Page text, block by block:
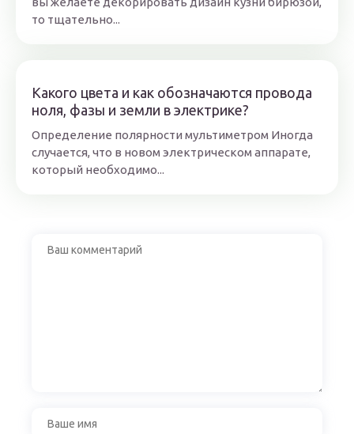
то тщательно...
Какого цвета и как обозначаются провода
ноля, фазы и земли в электрике?
Определение полярности мультиметром Иногда
случается, что в новом электрическом аппарате,
который необходимо...